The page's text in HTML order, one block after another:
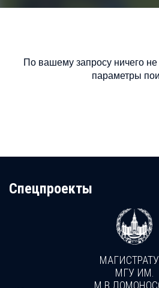
По вашему запросу ничего
параметры
Cпецпроекты
МГУ ИМ.